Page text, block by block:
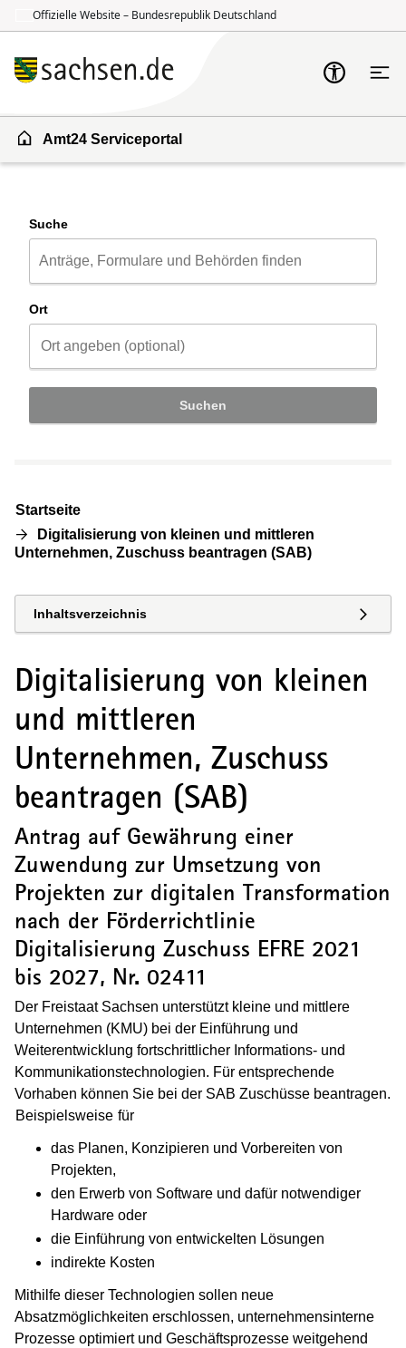
Offizielle Website – Bundesrepublik Deutschland
Amt24 Serviceportal
Suche
Ort
Suchen
Startseite
Digitalisierung von kleinen und mittleren
Unternehmen, Zuschuss beantragen (SAB)
Inhaltsverzeichnis
Digitalisierung von kleinen
und mittleren
Unternehmen, Zuschuss
beantragen (SAB)
Antrag auf Gewährung einer
Zuwendung zur Umsetzung von
Projekten zur digitalen Transformation
nach der Förderrichtlinie
Digitalisierung Zuschuss EFRE 2021
bis 2027, Nr. 02411
Der Freistaat Sachsen unterstützt kleine und mittlere
Unternehmen (KMU) bei der Einführung und
Weiterentwicklung fortschrittlicher Informations- und
Kommunikationstechnologien. Für entsprechende
Vorhaben können Sie bei der SAB Zuschüsse beantragen.
Beispielsweise (Wird in einem neuen Fenster geöffnet)
für
das Planen, Konzipieren und Vorbereiten von
Projekten,
den Erwerb von Software und dafür notwendiger
Hardware oder
die Einführung von entwickelten Lösungen
indirekte Kosten
Mithilfe dieser Technologien sollen neue
Absatzmöglichkeiten erschlossen, unternehmensinterne
Prozesse optimiert und Geschäftsprozesse weitgehend